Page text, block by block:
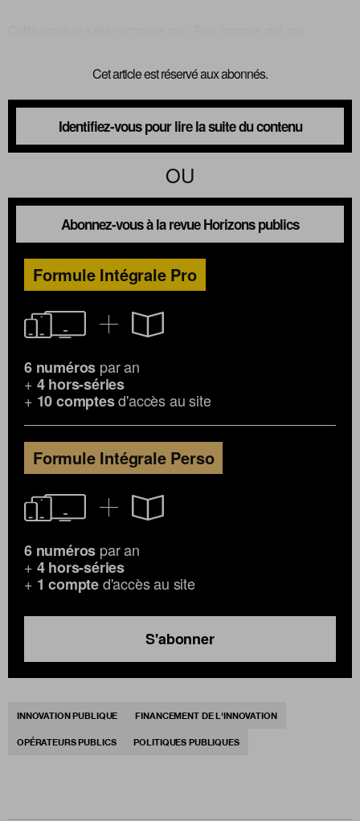
Cet article est réservé aux abonnés.
Identifiez-vous pour lire la suite du contenu
OU
Abonnez-vous à la revue Horizons publics
Formule Intégrale Pro
6 numéros par an
+ 4 hors-séries
+ 10 comptesd'accès au site
Formule Intégrale Perso
6 numéros par an
+ 4 hors-séries
+ 1 compted'accès au site
S'abonner
INNOVATION PUBLIQUE FINANCEMENT DE L'INNOVATION
OPÉRATEURS PUBLICS POLITIQUES PUBLIQUES